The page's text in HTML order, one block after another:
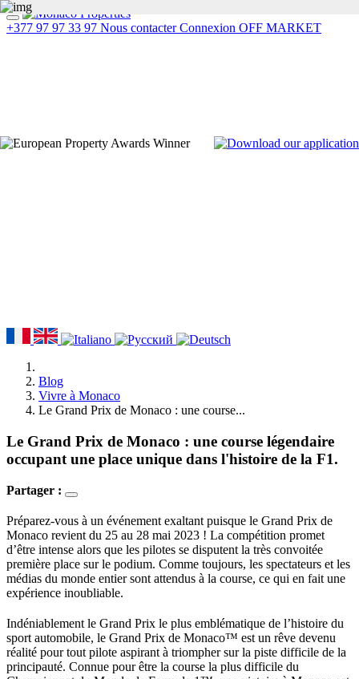
+377 97 97 33 97 Nous contacter Connexion OFF MARKET
Blog
Vivre à Monaco
Le Grand Prix de Monaco : une course...
Le Grand Prix de Monaco : une course légendaire
occupant une place unique dans l'histoire de la F1.
Partager :
Préparez-vous à un événement exaltant puisque le Grand Prix de
Monaco revient du 25 au 28 mai 2023 ! La compétition promet
d’être intense alors que les pilotes se disputent la très convoitée
première place sur le podium. Comme toujours, les spectateurs et les
médias du monde entier sont attendus à la course, ce qui en fait une
expérience inoubliable.
Indéniablement le Grand Prix le plus emblématique de l’histoire du
sport automobile, le Grand Prix de Monaco™ est un rêve devenu
réalité pour tout pilote aspirant à triompher sur la piste difficile de la
principauté. Connue pour être la course la plus difficile du